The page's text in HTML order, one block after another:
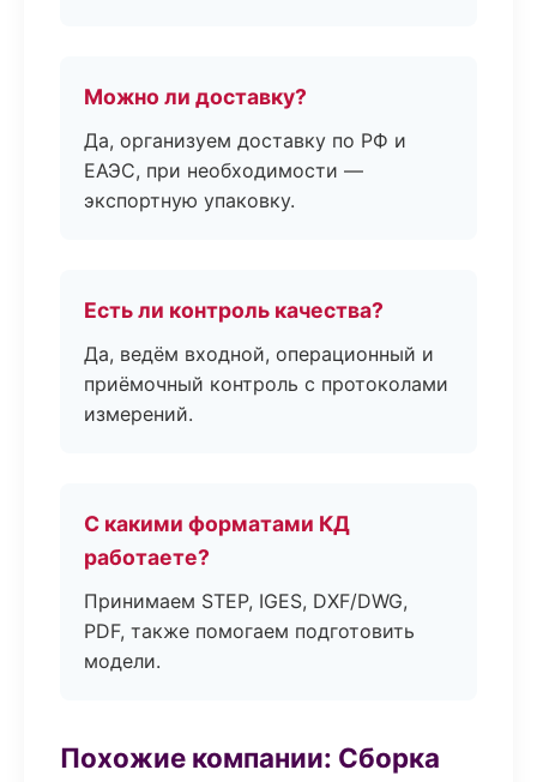
Можно ли доставку?
Да, организуем доставку по РФ и
ЕАЭС, при необходимости —
экспортную упаковку.
Есть ли контроль качества?
Да, ведём входной, операционный и
приёмочный контроль с протоколами
измерений.
С какими форматами КД
работаете?
Принимаем STEP, IGES, DXF/DWG,
PDF, также помогаем подготовить
модели.
Похожие компании: Сборка